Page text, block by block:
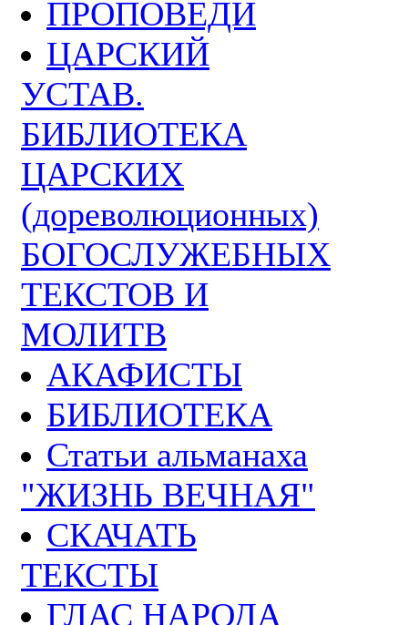
ПРОПОВЕДИ
ЦАРСКИЙ
УСТАВ.
БИБЛИОТЕКА
ЦАРСКИХ
(дореволюционных)
БОГОСЛУЖЕБНЫХ
ТЕКСТОВ И
МОЛИТВ
АКАФИСТЫ
БИБЛИОТЕКА
Статьи альманаха
"ЖИЗНЬ ВЕЧНАЯ"
СКАЧАТЬ
ТЕКСТЫ
ГЛАС НАРОДА